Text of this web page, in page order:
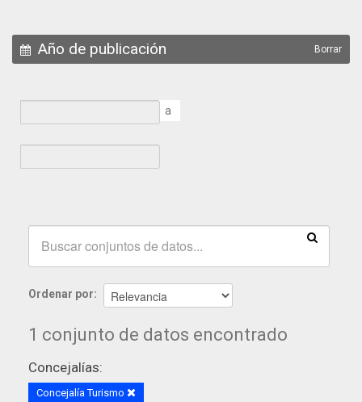
Año de publicación Borrar
a
Ordenar por
1 conjunto de datos encontrado
Concejalías:
Concejalía Turismo